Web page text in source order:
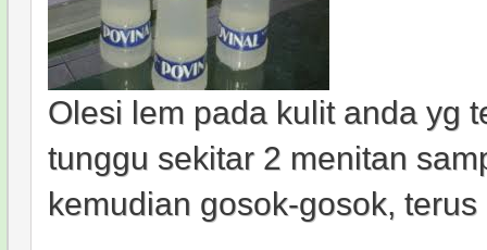
Olesi lem pada kulit anda yg
tunggu sekitar 2 menitan
kemudian gosok-gosok,